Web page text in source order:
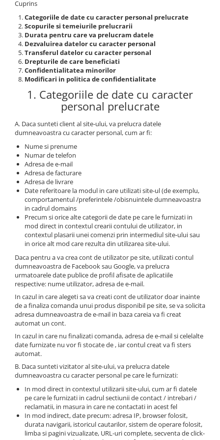
Cuprins
Categoriile de date cu caracter personal prelucrate
Scopurile si temeiurile prelucrarii
Durata pentru care va prelucram datele
Dezvaluirea datelor cu caracter personal
Transferul datelor cu caracter personal
Drepturile de care beneficiati
Confidentialitatea minorilor
Modificari in politica de confidentialitate
1. Categoriile de date cu caracter
personal prelucrate
A. Daca sunteti client al site-ului, va prelucra datele
dumneavoastra cu caracter personal, cum ar fi:
Nume si prenume
Numar de telefon
Adresa de e-mail
Adresa de facturare
Adresa de livrare
Date referitoare la modul in care utilizati site-ul (de exemplu,
comportamentul /preferintele /obisnuintele dumneavoastra
in cadrul domains
Precum si orice alte categorii de date pe care le furnizati in
mod direct in contextul crearii contului de utilizator, in
contextul plasarii unei comenzi prin intermediul site-ului sau
in orice alt mod care rezulta din utilizarea site-ului.
Daca pentru a va crea cont de utilizator pe site, utilizati contul
dumneavoastra de Facebook sau Google, va prelucra
urmatoarele date publice de profil afisate de aplicatiile
respective: nume utilizator, adresa de e-mail.
In cazul in care alegeti sa va creati cont de utilizator doar inainte
de a finaliza comanda unui produs disponibil pe site, se va solicita
adresa dumneavoastra de e-mail in baza careia va fi creat
automat un cont.
In cazul in care nu finalizati comanda, adresa de e-mail si celelalte
date furnizate nu vor fi stocate de , iar contul creat va fi sters
automat.
B. Daca sunteti vizitator al site-ului, va prelucra datele
dumneavoastra cu caracter personal pe care le furnizati:
In mod direct in contextul utilizarii site-ului, cum ar fi datele
pe care le furnizati in cadrul sectiunii de contact / intrebari /
reclamatii, in masura in care ne contactati in acest fel
In mod indirect, date precum: adresa IP, browser folosit,
durata navigarii, istoricul cautarilor, sistem de operare folosit,
limba si pagini vizualizate, URL-uri complete, secventa de click-